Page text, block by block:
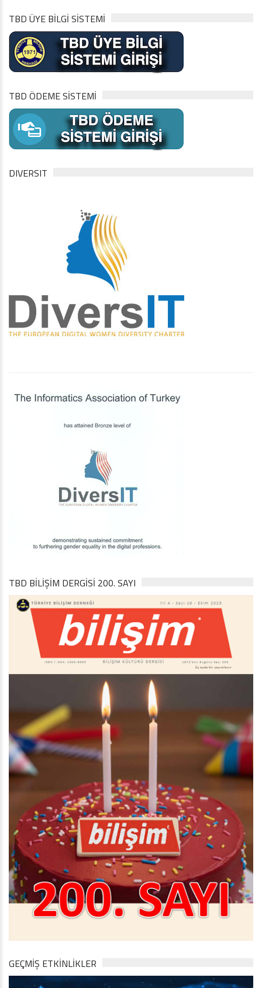
TBD ÜYE BİLGİ SİSTEMİ
TBD ÖDEME SİSTEMİ
DIVERSIT
TBD BILIŞIM DERGISI 200. SAYI
GEÇMİŞ ETKİNLİKLER